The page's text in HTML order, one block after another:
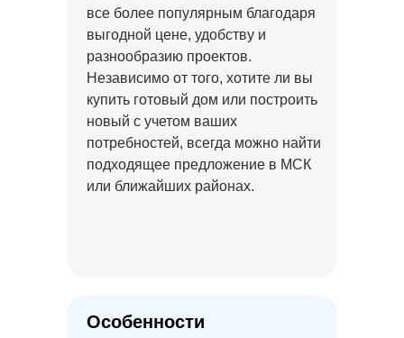
Проект дома Х-235
Проект дома Р-238
Проект дома О-203-М
Проект дома О-118
все более популярным благодаря
выгодной цене, удобству и
разнообразию проектов.
Независимо от того, хотите ли вы
купить готовый дом или построить
новый с учетом ваших
потребностей, всегда можно найти
подходящее предложение в МСК
или ближайших районах.
Особенности